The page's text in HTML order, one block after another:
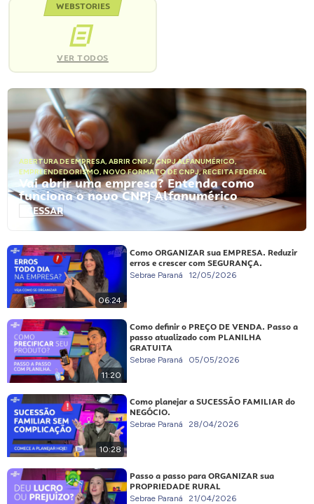
WEBSTORIES
VER TODOS
ABERTURA DE EMPRESA, ABRIR CNPJ,CNPJ ALFANUMÉRICO,
EMPREENDEDORISMO, NOVO FORMATO DE CNPJ,RECEITA FEDERAL
Vai abrir uma empresa? Entenda como
funciona o novo CNPJ Alfanumérico
ACESSAR
06:24
Como ORGANIZAR sua EMPRESA. Reduzir
erros e crescer com SEGURANÇA.
Sebrae Paraná 12/05/2026
11:20
Como definir o PREÇO DE VENDA. Passo a
passo atualizado com PLANILHA
GRATUITA
Sebrae Paraná 05/05/2026
10:28
Como planejar a SUCESSÃO FAMILIAR do
NEGÓCIO.
Sebrae Paraná 28/04/2026
Passo a passo para ORGANIZAR sua
PROPRIEDADE RURAL
Sebrae Paraná 21/04/2026